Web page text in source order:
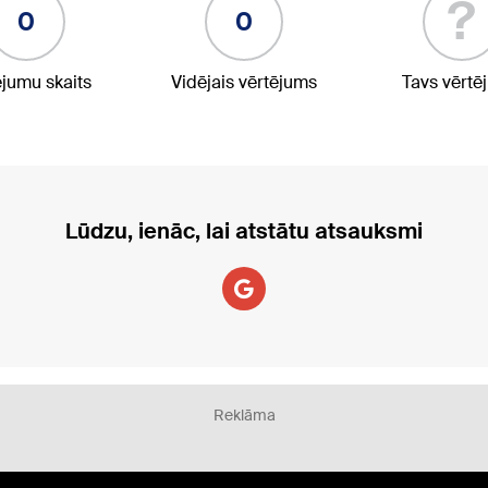
0
skaits
0
Vidējais vērtējums
?
Tavs
Lūdzu, ienāc, lai atstātu atsauksmi
Reklāma